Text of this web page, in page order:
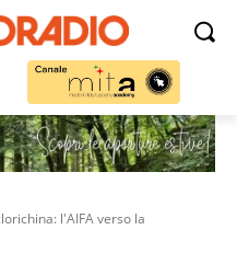
l'AIFA verso la